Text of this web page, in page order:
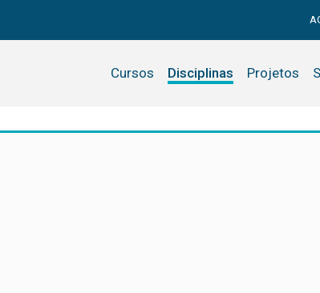
Cursos Disciplinas Projetos